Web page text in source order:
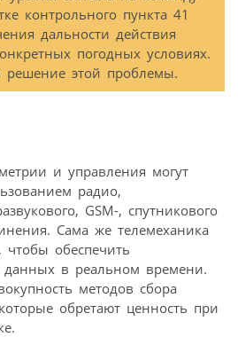
контрольного пункта 41
дальности действия
погодных условиях.
решение этой проблемы.
и управления могут
радио,
GSM-, спутникового
Сама же телемеханика
чтобы обеспечить
данных в реальном времени.
методов сбора
обретают ценность при